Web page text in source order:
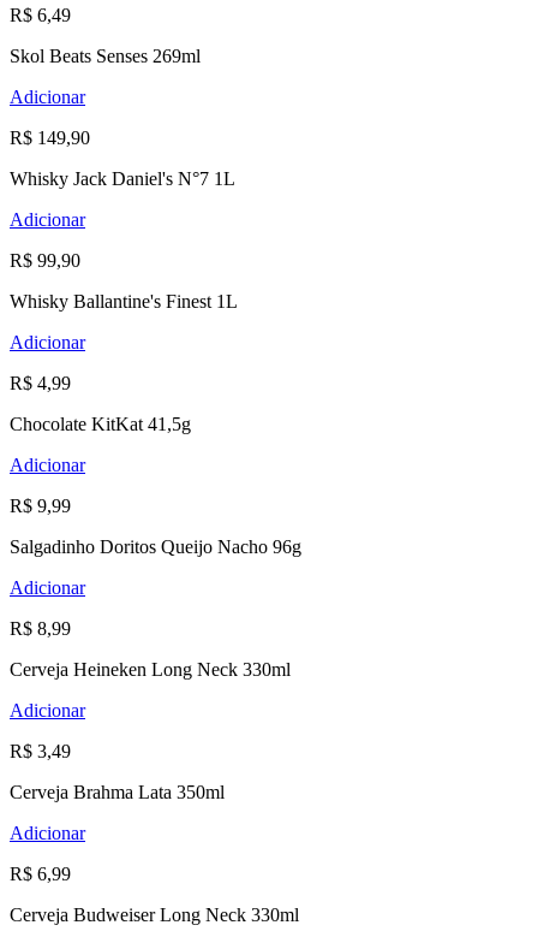
R$ 6,49
Skol Beats Senses 269ml
Adicionar
R$ 149,90
Whisky Jack Daniel's N°7 1L
Adicionar
R$ 99,90
Whisky Ballantine's Finest 1L
Adicionar
R$ 4,99
Chocolate KitKat 41,5g
Adicionar
R$ 9,99
Salgadinho Doritos Queijo Nacho 96g
Adicionar
R$ 8,99
Cerveja Heineken Long Neck 330ml
Adicionar
R$ 3,49
Cerveja Brahma Lata 350ml
Adicionar
R$ 6,99
Cerveja Budweiser Long Neck 330ml